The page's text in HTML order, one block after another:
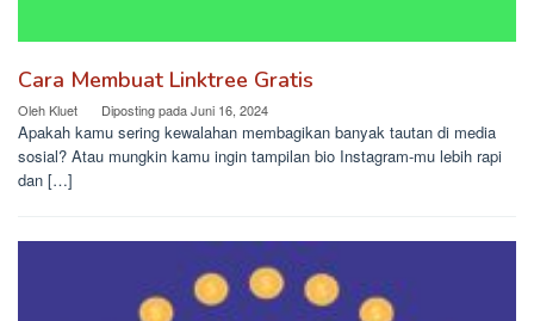
Cara Membuat Linktree Gratis
Oleh Kluet Diposting padaJuni 16, 2024
Apakah kamu sering kewalahan membagikan banyak tautan di media
sosial? Atau mungkin kamu ingin tampilan bio Instagram-mu lebih rapi
dan […]